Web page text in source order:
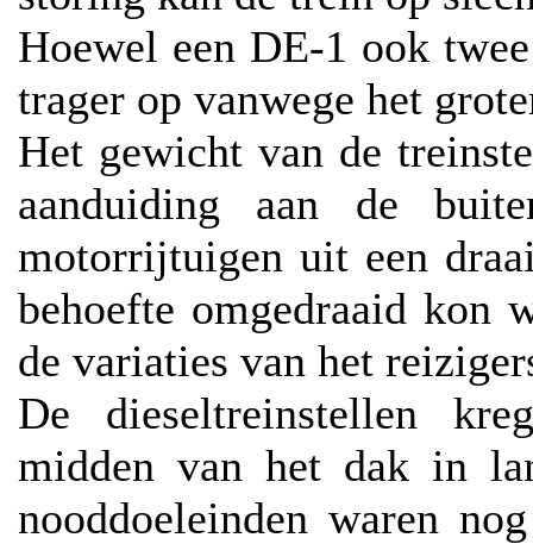
Hoewel een DE-1 ook
trager op vanwege het
Het gewicht van de
aanduiding aan de
motorrijtuigen uit een
behoefte omgedraaid kon
de variaties van het
De dieseltreinstellen
midden van het dak in
nooddoeleinden waren